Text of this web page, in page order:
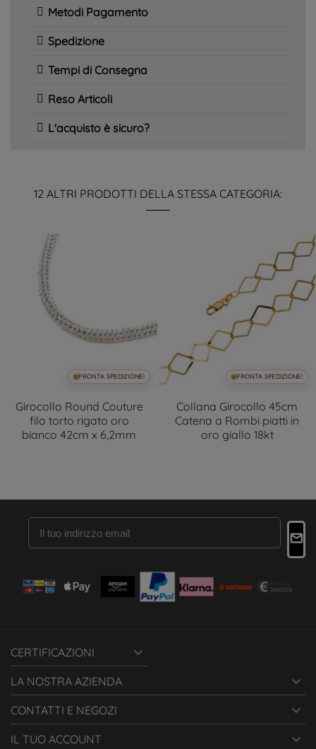
Metodi Pagamento
Spedizione
Tempi di Consegna
Reso Articoli
L'acquisto è sicuro?
12 ALTRI PRODOTTI DELLA STESSA CATEGORIA:
PRONTA SPEDIZIONE!
Girocollo Round Couture
filo torto rigato oro
bianco 42cm x 6,2mm
PRONTA SPEDIZIONE!
Collana Girocollo 45cm
Catena a Rombi piatti in
oro giallo 18kt
CERTIFICAZIONI 
LA NOSTRA AZIENDA 
CONTATTI E NEGOZI 
IL TUO ACCOUNT 